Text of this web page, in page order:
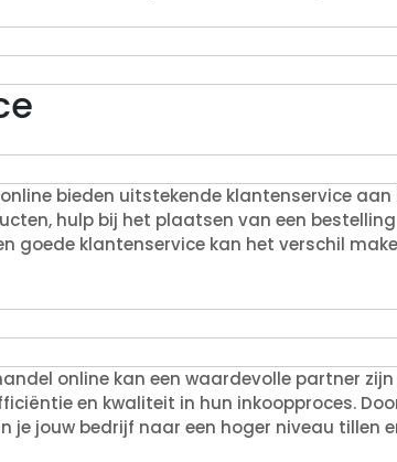
bieden uitstekende klantenservice aan
hulp bij het plaatsen van een
goede klantenservice kan het verschil
online kan een waardevolle partner
en kwaliteit in hun inkoopproces.
je jouw bedrijf naar een hoger niveau tillen